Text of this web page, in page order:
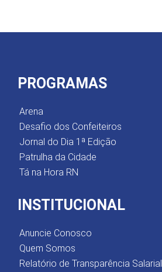
PROGRAMAS
Arena
Desafio dos Confeiteiros
Jornal do Dia 1ª Edição
Patrulha da Cidade
Tá na Hora RN
INSTITUCIONAL
Anuncie Conosco
Quem Somos
Relatório de Transparência Salarial